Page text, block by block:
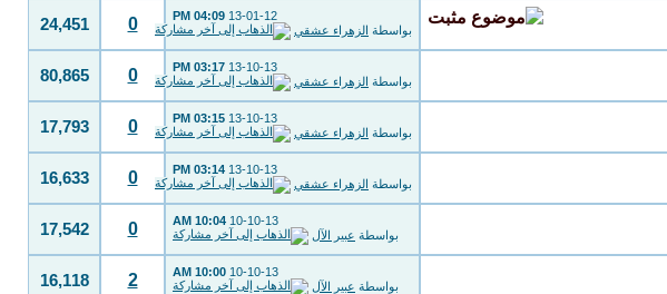
13-01-12
04:09 PM
بواسطة الزهراء عشقي 0
24,451
13-10-13
03:17 PM
بواسطة الزهراء عشقي 0
80,865
13-10-13
03:15 PM
بواسطة الزهراء عشقي 0
17,793
13-10-13
03:14 PM
بواسطة الزهراء عشقي 0
16,633
10-10-13
10:04 AM
بواسطة عبير الآل 0
17,542
10-10-13
10:00 AM
بواسطة عبير الآل 2
16,118